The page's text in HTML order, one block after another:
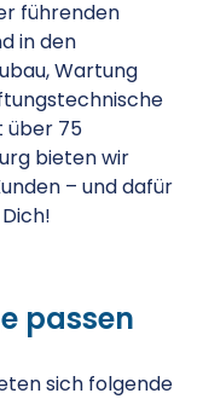
führenden
in den
Wartung
über 75
bieten wir
– und dafür
passen
sich folgende